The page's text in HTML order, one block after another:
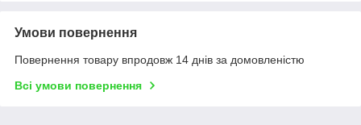
Умови повернення
Повернення товару впродовж 14 днів за домовленістю
Всі умови повернення